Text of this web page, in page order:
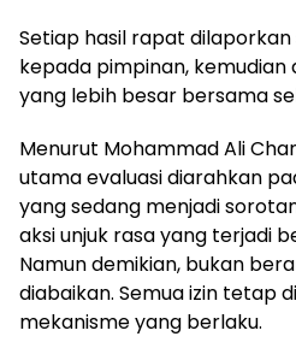
Setiap hasil rapat
kepada pimpinan,
yang lebih besar bersama
Menurut Mohammad Ali
utama evaluasi diarahkan
yang sedang menjadi
aksi unjuk rasa yang terjadi
Namun demikian, bukan
diabaikan. Semua izin tetap
mekanisme yang berlaku.